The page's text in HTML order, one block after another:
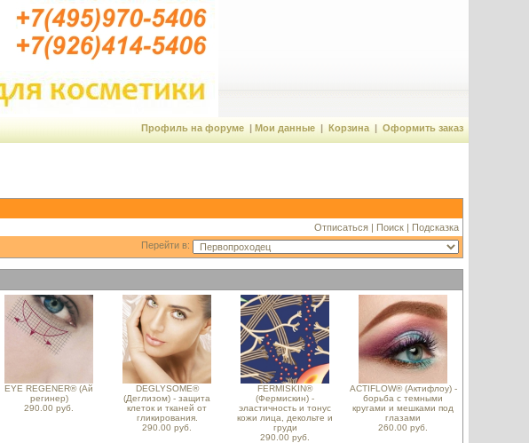
Профиль на форуме| Мои данные| Корзина| Оформить заказ
Отписаться| Поиск| Подсказка
Перейти в:
EYE REGENER® (Ай
регинер)
290.00 руб.
DEGLYSOME®
(Деглизом) - защита
клеток и тканей от
гликирования.
290.00 руб.
FERMISKIN®
(Фермискин) -
эластичность и тонус
кожи лица, декольте и
груди
290.00 руб.
ACTIFLOW® (Актифлоу) -
борьба с темными
кругами и мешками под
глазами
260.00 руб.